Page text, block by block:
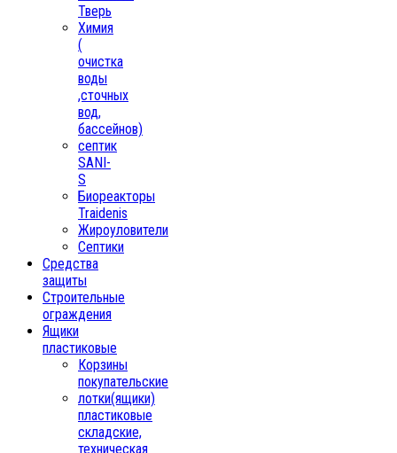
Тверь
Химия
(
очистка
воды
,сточных
вод,
бассейнов)
септик
SANI-
S
Биореакторы
Traidenis
Жироуловители
Септики
Средства
защиты
Строительные
ограждения
Ящики
пластиковые
Корзины
покупательские
лотки(ящики)
пластиковые
складские,
техническая